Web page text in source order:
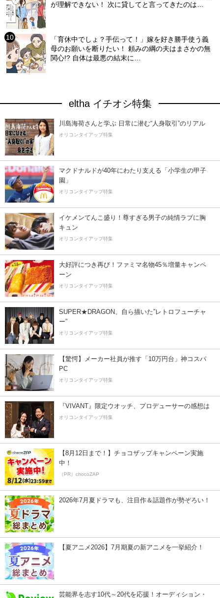
が理解できない！ 次に貸してと言ってきたのは…
「育休中でしょ？手伝って！」嫁を好き勝手使う義
母のお願いを断りたい！ 頼みの綱の夫はまさかの無
関心!? 自体は最悪の結末に…
eltha イチオシ特集
川島海荷さんと学ぶ 日常に潜む“人身取引”のリアル
オリコンタイアップ特集
マクドナルドが40年にわたり支える「小学生の甲子
園」
オリコンタイアップ特集
イケメンてんこ盛り！尊すぎる男子の純情ラブに胸
キュン
オリコンタイアップ特集
大好評につき再び！ファミマ名物45％増量キャンペ
ーン
オリコンタイアップ特集
SUPER★DRAGON、自ら描いた”レトロフューチャ
ー”
オリコンタイアップ特集
【驚愕】メーカー社員が推す「10万円台」神コスパ
PC
オリコンタイアップ特集
『VIVANT』限定ウオッチ、プロデューサーの感想は
オリコンタイアップ特集
【8月12日まで！】チョコザップキャンペーン実施
中！
（PR）chocoZAP
2026年7月夏ドラマも、注目作＆話題作が勢ぞろい！
【夏アニメ2026】7月期夏の新アニメを一挙紹介！
芸能界を志す10代～20代を応援！オーディション・